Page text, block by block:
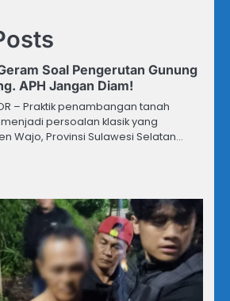
Soal Pengerutan Gunung
APH Jangan Diam!
– Praktik penambangan tanah
persoalan klasik yang
Wajo, Provinsi Sulawesi Selatan…